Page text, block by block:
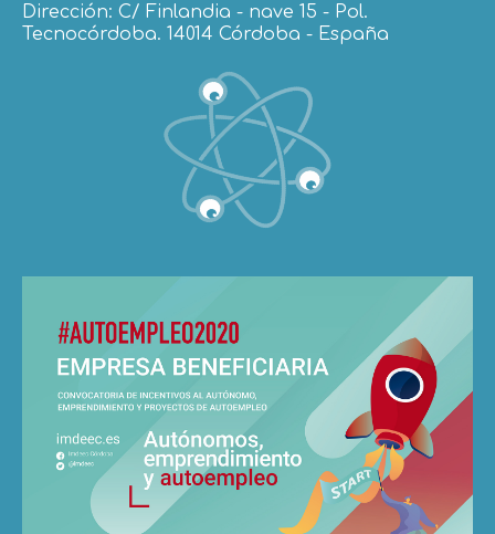
Dirección: C/ Finlandia - nave 15 - Pol.
Tecnocórdoba. 14014 Córdoba - España